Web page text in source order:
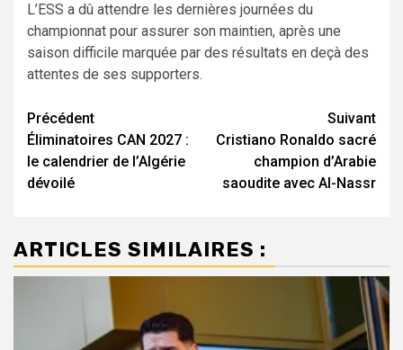
L’ESS a dû attendre les dernières journées du
championnat pour assurer son maintien, après une
saison difficile marquée par des résultats en deçà des
attentes de ses supporters.
Navigation
d’article
Précédent
Éliminatoires CAN 2027 :
le calendrier de l’Algérie
dévoilé
Suivant
Cristiano Ronaldo sacré
champion d’Arabie
saoudite avec Al-Nassr
ARTICLES SIMILAIRES :